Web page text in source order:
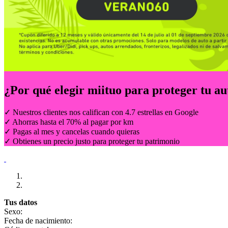
¿Por qué elegir miituo para proteger tu
✓ Nuestros clientes nos califican con 4.7 estrellas en Google
✓ Ahorras hasta el 70% al pagar por km
✓ Pagas al mes y cancelas cuando quieras
✓ Obtienes un precio justo para proteger tu patrimonio
Tus datos
Sexo:
Fecha de nacimiento: